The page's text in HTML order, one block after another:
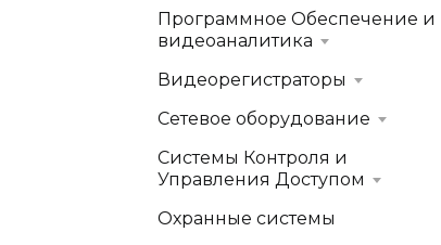
Программное Обеспечение и
видеоаналитика
Видеорегистраторы
Сетевое оборудование
Системы Контроля и
Управления Доступом
Охранные системы